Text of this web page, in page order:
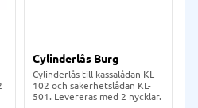
Cylinderlås Burg
Cylinderlås till kassalådan KL-
102 och säkerhetslådan KL-
501. Levereras med 2 nycklar.